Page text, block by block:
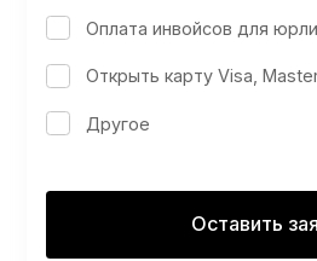
Оплата инвойсов для
Открыть карту Visa,
Другое